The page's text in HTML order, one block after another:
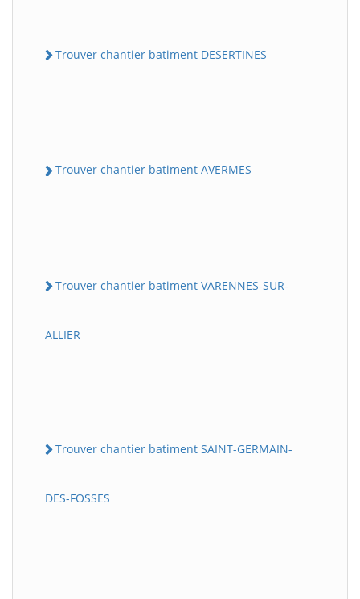
Trouver chantier batiment DESERTINES
Trouver chantier batiment AVERMES
Trouver chantier batiment VARENNES-SUR-
ALLIER
Trouver chantier batiment SAINT-GERMAIN-
DES-FOSSES